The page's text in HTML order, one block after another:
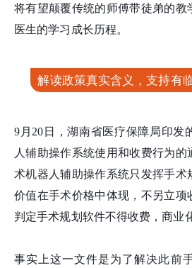
将有望颠覆传统的师傅带徒弟的教
医生的学习成长历程。
解读政策真实含义，支持有
9月20日，湖南省医疗保障局印发
人辅助操作系统使用和收费行为
术机器人辅助操作系统只发挥手术
价值在手术价格中体现，不另立项
判定手术规划软件不得收费，商业
事实上这一文件是为了解决此前